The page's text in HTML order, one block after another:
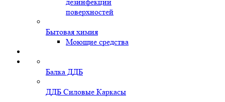
поверхностей
Бытовая химия
Моющие средства
Балка ДДБ
ДДБ Силовые Каркасы